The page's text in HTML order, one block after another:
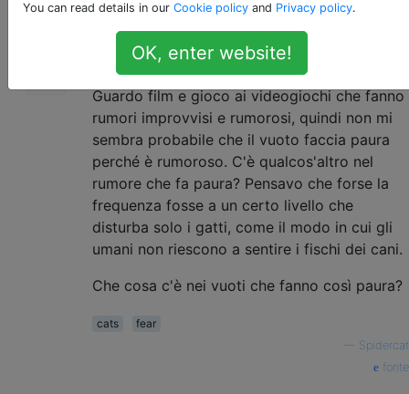
Non appena mi vedono pronto per usarlo,
salteranno su. Nel momento in cui si accende,
si stanno lanciando nell'altra stanza.
Guardo film e gioco ai videogiochi che fanno
rumori improvvisi e rumorosi, quindi non mi
sembra probabile che il vuoto faccia paura
perché è rumoroso. C'è qualcos'altro nel
rumore che fa paura? Pensavo che forse la
frequenza fosse a un certo livello che
disturba solo i gatti, come il modo in cui gli
umani non riescono a sentire i fischi dei cani.
Che cosa c'è nei vuoti che fanno così paura?
cats
fear
Spidercat
fonte
You can read details in our Cookie policy and Privacy policy.
OK, enter website!